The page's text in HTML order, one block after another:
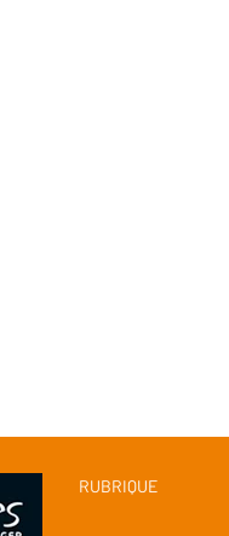
RUBRIQUE